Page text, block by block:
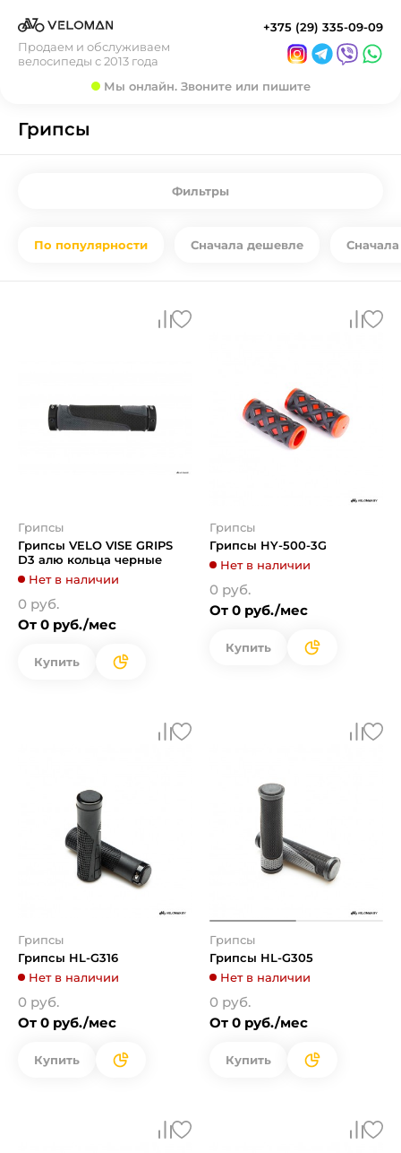
Продаем и обслуживаем
велосипеды с 2013 года
+375 (29) 335-09-09
Мы онлайн. Звоните или пишите
Грипсы
Фильтры
По популярности Сначала дешевле
Грипсы
Грипсы VELO VISE GRIPS
D3 алю кольца черные
Нет в наличии
0 руб.
От 0 руб./мес
Купить
Грипсы
Грипсы HY-500-3G
Нет в наличии
0 руб.
От 0 руб./мес
Купить
Грипсы
Грипсы HL-G316
Нет в наличии
0 руб.
От 0 руб./мес
Купить
Грипсы
Грипсы HL-G305
Нет в наличии
0 руб.
От 0 руб./мес
Купить